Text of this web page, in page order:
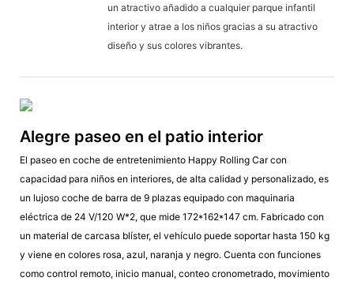
un atractivo añadido a cualquier parque infantil
interior y atrae a los niños gracias a su atractivo
diseño y sus colores vibrantes.
Alegre paseo en el patio interior
El paseo en coche de entretenimiento Happy Rolling Car con
capacidad para niños en interiores, de alta calidad y personalizado, es
un lujoso coche de barra de 9 plazas equipado con maquinaria
eléctrica de 24 V/120 W*2, que mide 172*162*147 cm. Fabricado con
un material de carcasa blíster, el vehículo puede soportar hasta 150 kg
y viene en colores rosa, azul, naranja y negro. Cuenta con funciones
como control remoto, inicio manual, conteo cronometrado, movimiento